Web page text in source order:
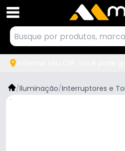
/Iluminação/Interruptores e